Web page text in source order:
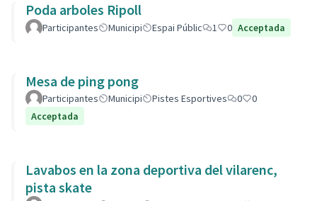
Poda arboles Ripoll
Participantes Municipi Espai Públic 1 0 Acceptada
Mesa de ping pong
Participantes Municipi Pistes Esportives 0
0
Acceptada
Lavabos en la zona deportiva del vilarenc,
pista skate